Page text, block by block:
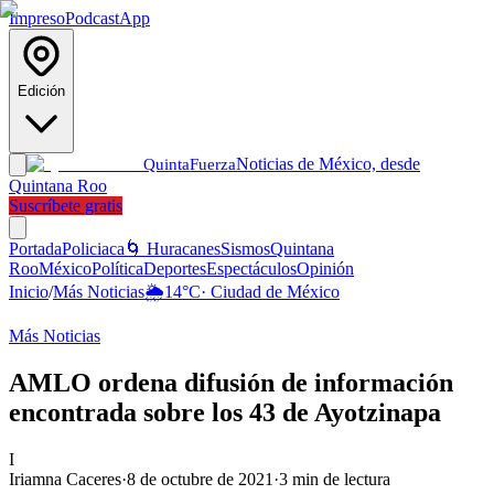
ImpresoPodcastApp
Edición
QuintaFuerzaNoticias de México, desde
Quintana Roo
Suscríbete gratis
PortadaPoliciaca 🌀 HuracanesSismosQuintana
RooMéxicoPolíticaDeportesEspectáculosOpinión
Inicio/Más Noticias🌦️14°C· Ciudad de México
Más Noticias
AMLO ordena difusión de información
encontrada sobre los 43 de Ayotzinapa
I
Iriamna Caceres·8 de octubre de 2021 ·3 min de lectura